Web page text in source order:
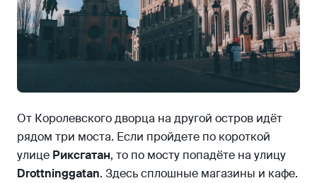
От Королевского дворца на другой остров идёт
рядом три моста. Если пройдете по короткой
улице Риксгатан, то по мосту попадёте на улицу
Drottninggatan. Здесь сплошные магазины и кафе.